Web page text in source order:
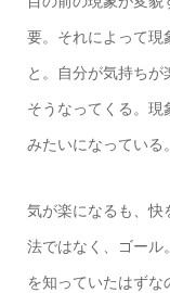
要。それによって現
と。自分が気持ちが
そうなってくる。現
みたいになっている。
気が楽になるも、快
法ではなく、ゴール
を知っていたはずな